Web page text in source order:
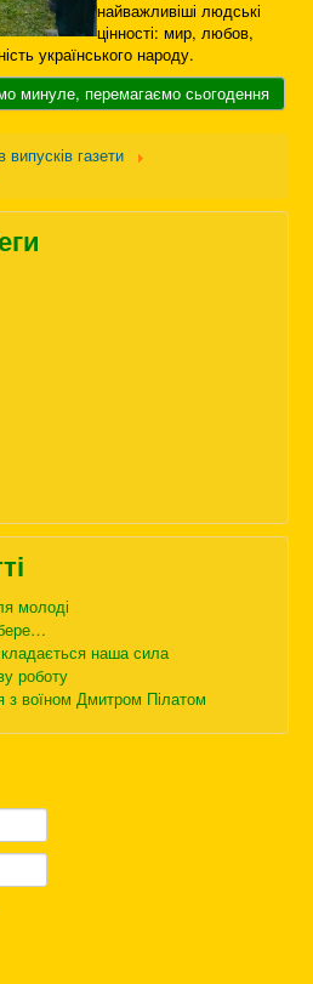
найважливіші людські
цінності: мир, любов,
українського народу.
минуле, перемагаємо сьогодення
випусків газети
молоді
наша сила
роботу
воїном Дмитром Пілатом